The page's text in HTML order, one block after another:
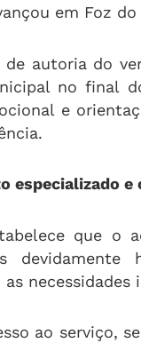
em Foz
de autoria do
no final
e
especializado e
que o
as
ao serviço,